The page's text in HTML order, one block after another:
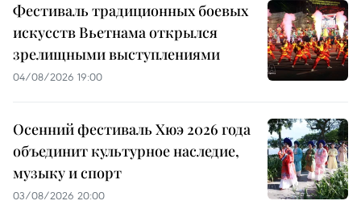
Фестиваль традиционных боевых
искусств Вьетнама открылся
зрелищными выступлениями
04/08/2026 19:00
Осенний фестиваль Хюэ 2026 года
объединит культурное наследие,
музыку и спорт
03/08/2026 20:00